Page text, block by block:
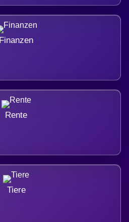
Finanzen
Rente
Tiere